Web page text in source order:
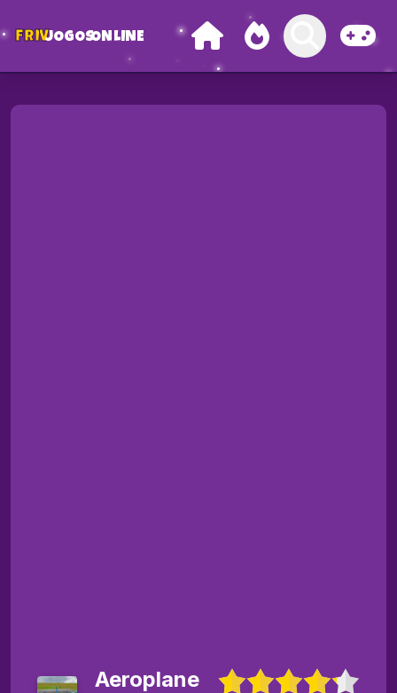
FRIVJOGOSONLINE
Aeroplane